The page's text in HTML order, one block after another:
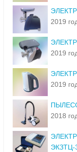
2019
2019
2019
2018
ЭКЗТЦ-